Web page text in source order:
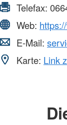
Telefax:
Web:
E-Mail:
Karte: Link